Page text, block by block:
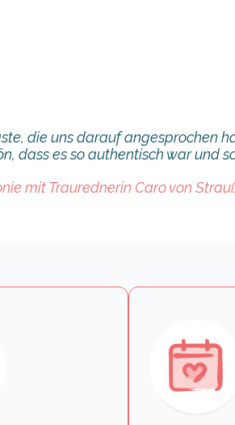
die uns darauf angesprochen
dass es so authentisch war und
mit Traurednerin Caro von